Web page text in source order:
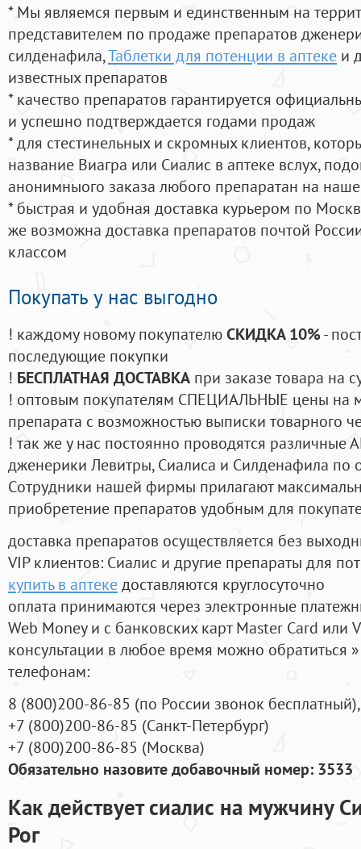
* Мы являемся первым и единственным на
представителем по продаже препаратов
силденафила,Таблетки для потенции в аптеке и
известных препаратов
* качество препаратов гарантируется
и успешно подтверждается годами продаж
* для стестинельных и скромных клиентов,
название Виагра или Сиалис в аптеке вслух,
анонимныого заказа любого препаратан на
* быстрая и удобная доставка курьером по
же возможна доставка препаратов почтой
классом
Покупать у нас выгодно
! каждому новому покупателюСКИДКА 10%-
последующие покупки
! БЕСПЛАТНАЯ ДОСТАВКА при заказе товара на
! оптовым покупателям СПЕЦИАЛЬНЫЕ цены на
препарата с возможностью выписки товарного
! так же у нас постоянно проводятся
дженерики Левитры, Сиалиса и Силденафила по
Cотрудники нашей фирмы прилагают
приобретение препаратов удобным для
доставка препаратов осуществляется без
VIP клиентов: Сиалис и другие препараты для
купить в аптекедоставляются круглосуточно
оплата принимаются через электронные
Web Money и с банковских карт Master Card или
консультации в любое время можно обратиться
телефонам:
8 (800)200-86-85 (по России звонок бесплатный),
+7 (800)200-86-85 (Санкт-Петербург)
+7 (800)200-86-85 (Москва)
Обязательно назовите добавочный номер: 3533
Как действует сиалис на мужчину
Рог